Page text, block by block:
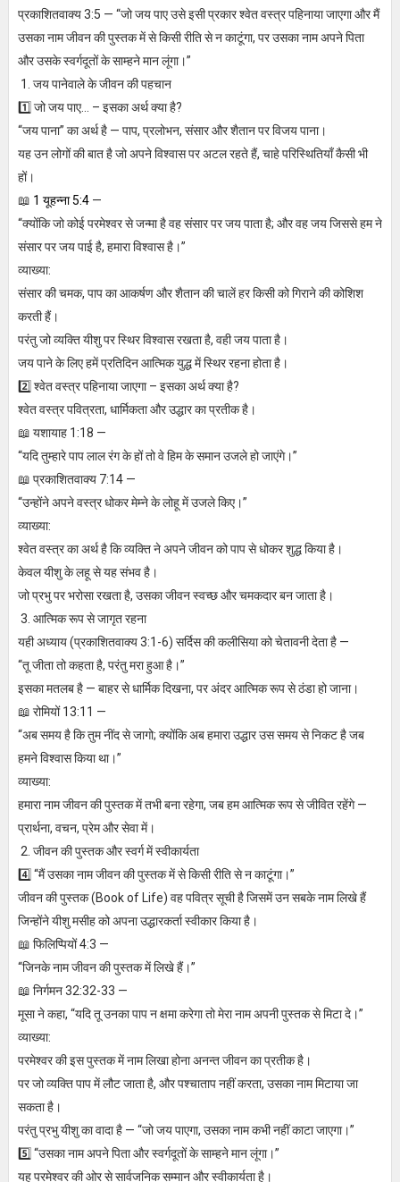
प्रकाशितवाक्य 3:5 — “जो जय पाए उसे इसी प्रकार श्वेत वस्त्र पहिनाया जाएगा और मैं
उसका नाम जीवन की पुस्तक में से किसी रीति से न काटूंगा, पर उसका नाम अपने पिता
और उसके स्वर्गदूतों के साम्हने मान लूंगा।”
1. जय पानेवाले के जीवन की पहचान
1️⃣ जो जय पाए... – इसका अर्थ क्या है?
“जय पाना” का अर्थ है — पाप, प्रलोभन, संसार और शैतान पर विजय पाना।
यह उन लोगों की बात है जो अपने विश्वास पर अटल रहते हैं, चाहे परिस्थितियाँ कैसी भी
हों।
📖 1 यूहन्ना 5:4—
“क्योंकि जो कोई परमेश्वर से जन्मा है वह संसार पर जय पाता है; और वह जय जिससे हम ने
संसार पर जय पाई है, हमारा विश्वास है।”
व्याख्या:
संसार की चमक, पाप का आकर्षण और शैतान की चालें हर किसी को गिराने की कोशिश
करती हैं।
परंतु जो व्यक्ति यीशु पर स्थिर विश्वास रखता है, वही जय पाता है।
जय पाने के लिए हमें प्रतिदिन आत्मिक युद्ध में स्थिर रहना होता है।
2️⃣ श्वेत वस्त्र पहिनाया जाएगा – इसका अर्थ क्या है?
श्वेत वस्त्र पवित्रता, धार्मिकता और उद्धार का प्रतीक है।
📖 यशायाह 1:18 —
“यदि तुम्हारे पाप लाल रंग के हों तो वे हिम के समान उजले हो जाएंगे।”
📖 प्रकाशितवाक्य 7:14 —
“उन्होंने अपने वस्त्र धोकर मेम्ने के लोहू में उजले किए।”
व्याख्या:
श्वेत वस्त्र का अर्थ है कि व्यक्ति ने अपने जीवन को पाप से धोकर शुद्ध किया है।
केवल यीशु के लहू से यह संभव है।
जो प्रभु पर भरोसा रखता है, उसका जीवन स्वच्छ और चमकदार बन जाता है।
3. आत्मिक रूप से जागृत रहना
यही अध्याय (प्रकाशितवाक्य 3:1-6) सर्दिस की कलीसिया को चेतावनी देता है —
“तू जीता तो कहता है, परंतु मरा हुआ है।”
इसका मतलब है — बाहर से धार्मिक दिखना, पर अंदर आत्मिक रूप से ठंडा हो जाना।
📖 रोमियों 13:11 —
“अब समय है कि तुम नींद से जागो; क्योंकि अब हमारा उद्धार उस समय से निकट है जब
हमने विश्वास किया था।”
व्याख्या:
हमारा नाम जीवन की पुस्तक में तभी बना रहेगा, जब हम आत्मिक रूप से जीवित रहेंगे —
प्रार्थना, वचन, प्रेम और सेवा में।
2. जीवन की पुस्तक और स्वर्ग में स्वीकार्यता
4️⃣ “मैं उसका नाम जीवन की पुस्तक में से किसी रीति से न काटूंगा।”
जीवन की पुस्तक (Book of Life) वह पवित्र सूची है जिसमें उन सबके नाम लिखे हैं
जिन्होंने यीशु मसीह को अपना उद्धारकर्ता स्वीकार किया है।
📖 फिलिप्पियों 4:3 —
“जिनके नाम जीवन की पुस्तक में लिखे हैं।”
📖 निर्गमन 32:32-33 —
मूसा ने कहा, “यदि तू उनका पाप न क्षमा करेगा तो मेरा नाम अपनी पुस्तक से मिटा दे।”
व्याख्या:
परमेश्वर की इस पुस्तक में नाम लिखा होना अनन्त जीवन का प्रतीक है।
पर जो व्यक्ति पाप में लौट जाता है, और पश्चाताप नहीं करता, उसका नाम मिटाया जा
सकता है।
परंतु प्रभु यीशु का वादा है — “जो जय पाएगा, उसका नाम कभी नहीं काटा जाएगा।”
5️⃣ “उसका नाम अपने पिता और स्वर्गदूतों के साम्हने मान लूंगा।”
यह परमेश्वर की ओर से सार्वजनिक सम्मान और स्वीकार्यता है।